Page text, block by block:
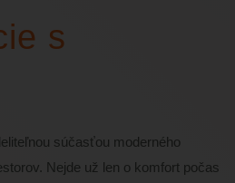
s
súčasťou moderného
Nejde už len o komfort počas